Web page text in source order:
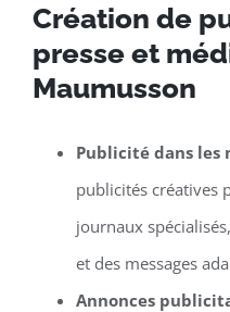
Création de
presse et
Maumusson
Publicité dans les
publicités créatives
journaux
et des messages
Annonces